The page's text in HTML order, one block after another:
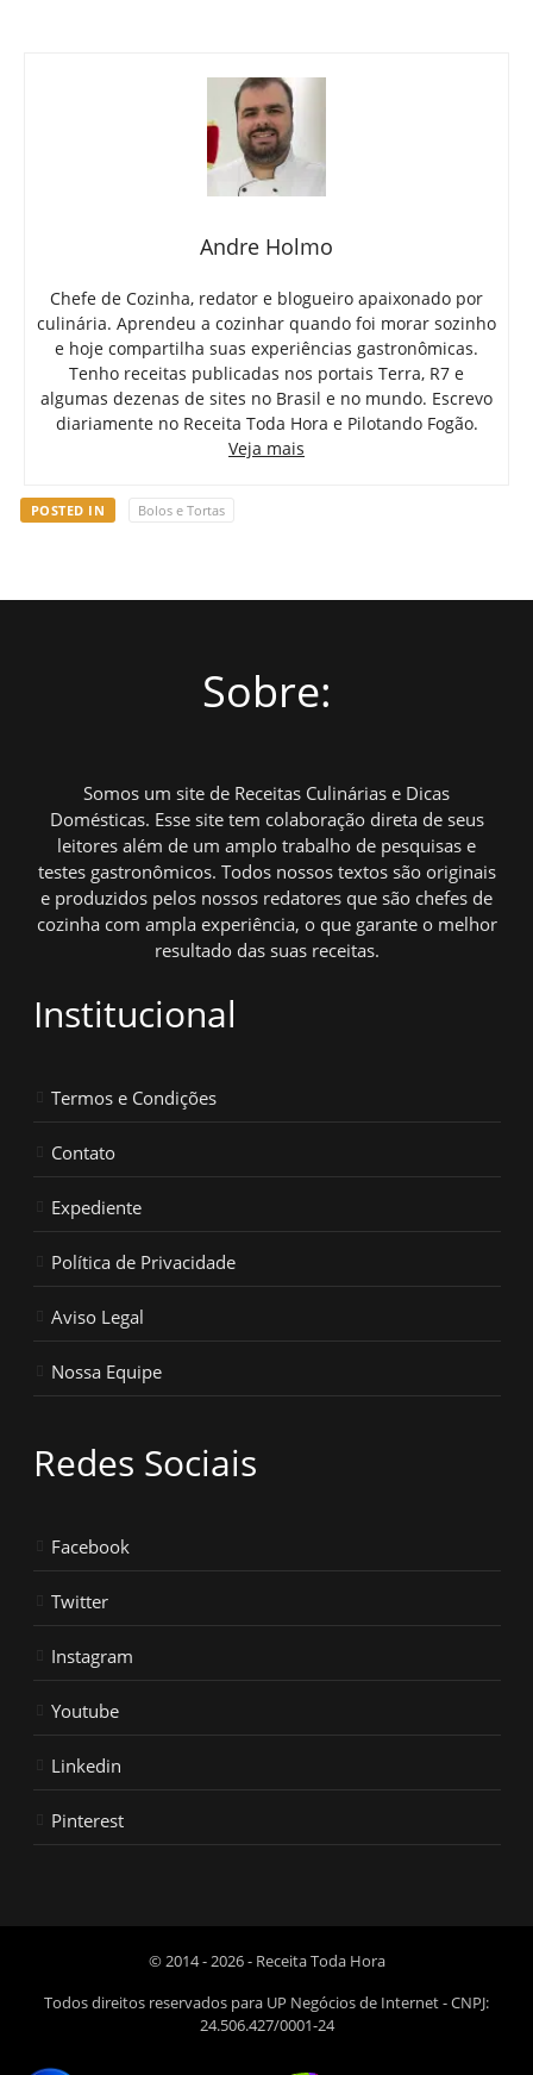
Andre Holmo
Chefe de Cozinha, redator e blogueiro apaixonado por
culinária. Aprendeu a cozinhar quando foi morar sozinho
e hoje compartilha suas experiências gastronômicas.
Tenho receitas publicadas nos portais Terra, R7 e
algumas dezenas de sites no Brasil e no mundo. Escrevo
diariamente no Receita Toda Hora e Pilotando Fogão.
Veja mais
POSTED IN Bolos e Tortas
Sobre:
Somos um site de Receitas Culinárias e Dicas
Domésticas. Esse site tem colaboração direta de seus
leitores além de um amplo trabalho de pesquisas e
testes gastronômicos. Todos nossos textos são originais
e produzidos pelos nossos redatores que são chefes de
cozinha com ampla experiência, o que garante o melhor
resultado das suas receitas.
Institucional
Termos e Condições
Contato
Expediente
Política de Privacidade
Aviso Legal
Nossa Equipe
Redes Sociais
Facebook
Twitter
Instagram
Youtube
Linkedin
Pinterest
© 2014 - 2026 - Receita Toda Hora
Todos direitos reservados para UP Negócios de Internet - CNPJ:
24.506.427/0001-24